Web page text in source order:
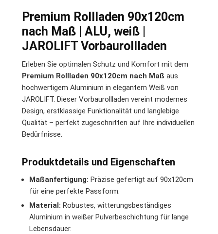
Premium Rollladen 90x120cm
nach Maß | ALU, weiß |
JAROLIFT Vorbaurollladen
Erleben Sie optimalen Schutz und Komfort mit dem
Premium Rollladen 90x120cm nach Maß aus
hochwertigem Aluminium in elegantem Weiß von
JAROLIFT. Dieser Vorbaurollladen vereint modernes
Design, erstklassige Funktionalität und langlebige
Qualität – perfekt zugeschnitten auf Ihre individuellen
Bedürfnisse.
Produktdetails und Eigenschaften
Maßanfertigung: Präzise gefertigt auf 90x120cm
für eine perfekte Passform.
Material: Robustes, witterungsbeständiges
Aluminium in weißer Pulverbeschichtung für lange
Lebensdauer.